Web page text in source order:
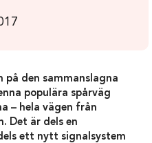
den sammanslagna
populära spårväg
– hela vägen från
Det är dels en
ett nytt signalsystem